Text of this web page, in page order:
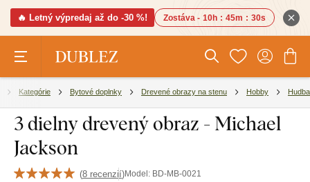
🔥 Letný výpredaj až do -30 %! Zostáva - 10h : 45m : 29s
Kategórie Bytové doplnky Drevené obrazy na stenu Hobby Hudba
3 dielny drevený obraz - Michael
Jackson
(8 recenzií)Model: BD-MB-0021